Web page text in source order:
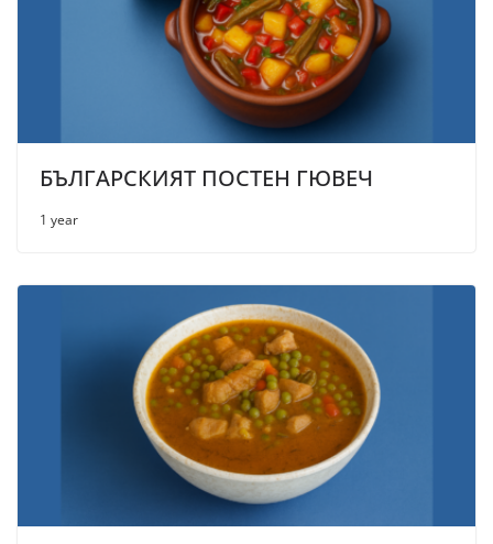
БЪЛГАРСКИЯТ ПОСТЕН ГЮВЕЧ
1 year